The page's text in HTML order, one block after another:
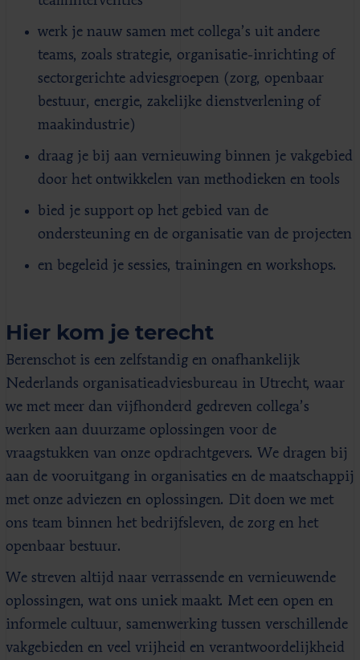
werk je nauw samen met collega’s uit andere
teams, zoals strategie, organisatie-inrichting of
sectorgerichte adviesgroepen (zorg, openbaar
bestuur, energie, zakelijke dienstverlening of
maakindustrie)
draag je bij aan vernieuwing binnen je vakgebied
door het ontwikkelen van methodieken en tools
bied je support op het gebied van de
ondersteuning en de organisatie van de projecten
en begeleid je sessies, trainingen en workshops.
Hier kom je terecht
Berenschot is een zelfstandig en onafhankelijk
Nederlands organisatieadviesbureau in Utrecht, waar
we met meer dan vijfhonderd gedreven collega’s
werken aan duurzame oplossingen voor de
vraagstukken van onze opdrachtgevers. We dragen bij
aan de vooruitgang in organisaties en de maatschappij
met onze adviezen en oplossingen. Dit doen we met
ons team binnen het bedrijfsleven, de zorg en het
openbaar bestuur.
We streven altijd naar verrassende en vernieuwende
oplossingen, wat ons uniek maakt. Met een open en
informele cultuur, samenwerking tussen verschillende
vakgebieden en veel vrijheid en verantwoordelijkheid